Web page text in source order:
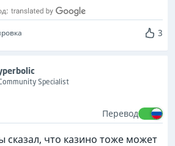
3
Specialist
Перевод
сказал, что казино тоже может